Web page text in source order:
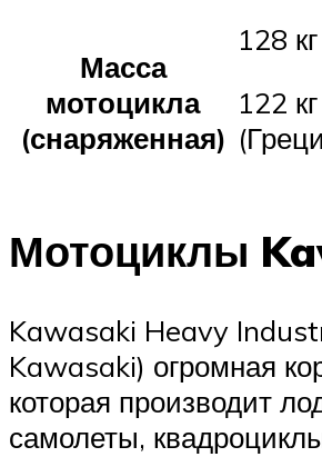
Масса
мотоцикла
(снаряженная)
128 кг
122
Мотоциклы
Kawasaki Heavy
Kawasaki) огромная
которая производит
самолеты,